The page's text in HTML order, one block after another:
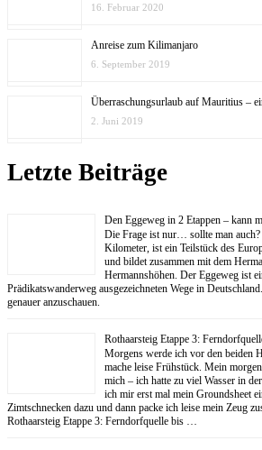
16. Februar 2020
Anreise zum Kilimanjaro
6. September 2019
Überraschungsurlaub auf Mauritius –
2. Juni 2019
Letzte Beiträge
Den Eggeweg in 2 Etappen – kann
Die Frage ist nur… sollte man
Kilometer, ist ein Teilstück des
und bildet zusammen mit dem
Hermannshöhen. Der Eggeweg ist
Prädikatswanderweg ausgezeichneten Wege in
genauer anzuschauen.
Rothaarsteig Etappe 3:
Morgens werde ich vor den beiden
mache leise Frühstück. Mein
mich – ich hatte zu viel Wasser in
ich mir erst mal mein Groundsheet
Zimtschnecken dazu und dann packe ich leise mein Zeug
Rothaarsteig Etappe 3: Ferndorfquelle bis …